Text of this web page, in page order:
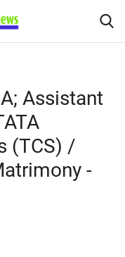
Assistant
(TCS) /
-